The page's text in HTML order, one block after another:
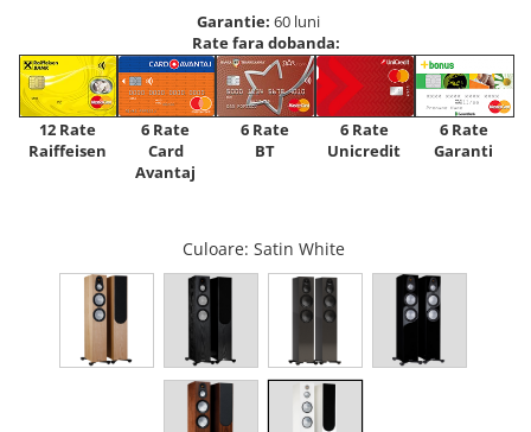
Garantie: 60 luni
Rate fara dobanda:
12 Rate
Raiffeisen
6 Rate
Card
Avantaj
6 Rate
BT
6 Rate
Unicredit
6 Rate
Garanti
Culoare: Satin White